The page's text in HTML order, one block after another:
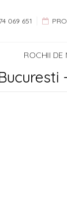
069 651
ROCHII DE